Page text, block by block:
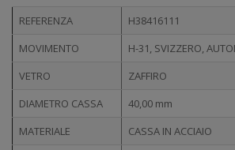
REFERENZA
H38416111
MOVIMENTO
H-31, SVIZZERO,
VETRO
ZAFFIRO
DIAMETRO CASSA
40,00 mm
MATERIALE
CASSA IN ACCIAIO